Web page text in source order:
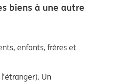
biens à une autre
enfants, frères et
Un